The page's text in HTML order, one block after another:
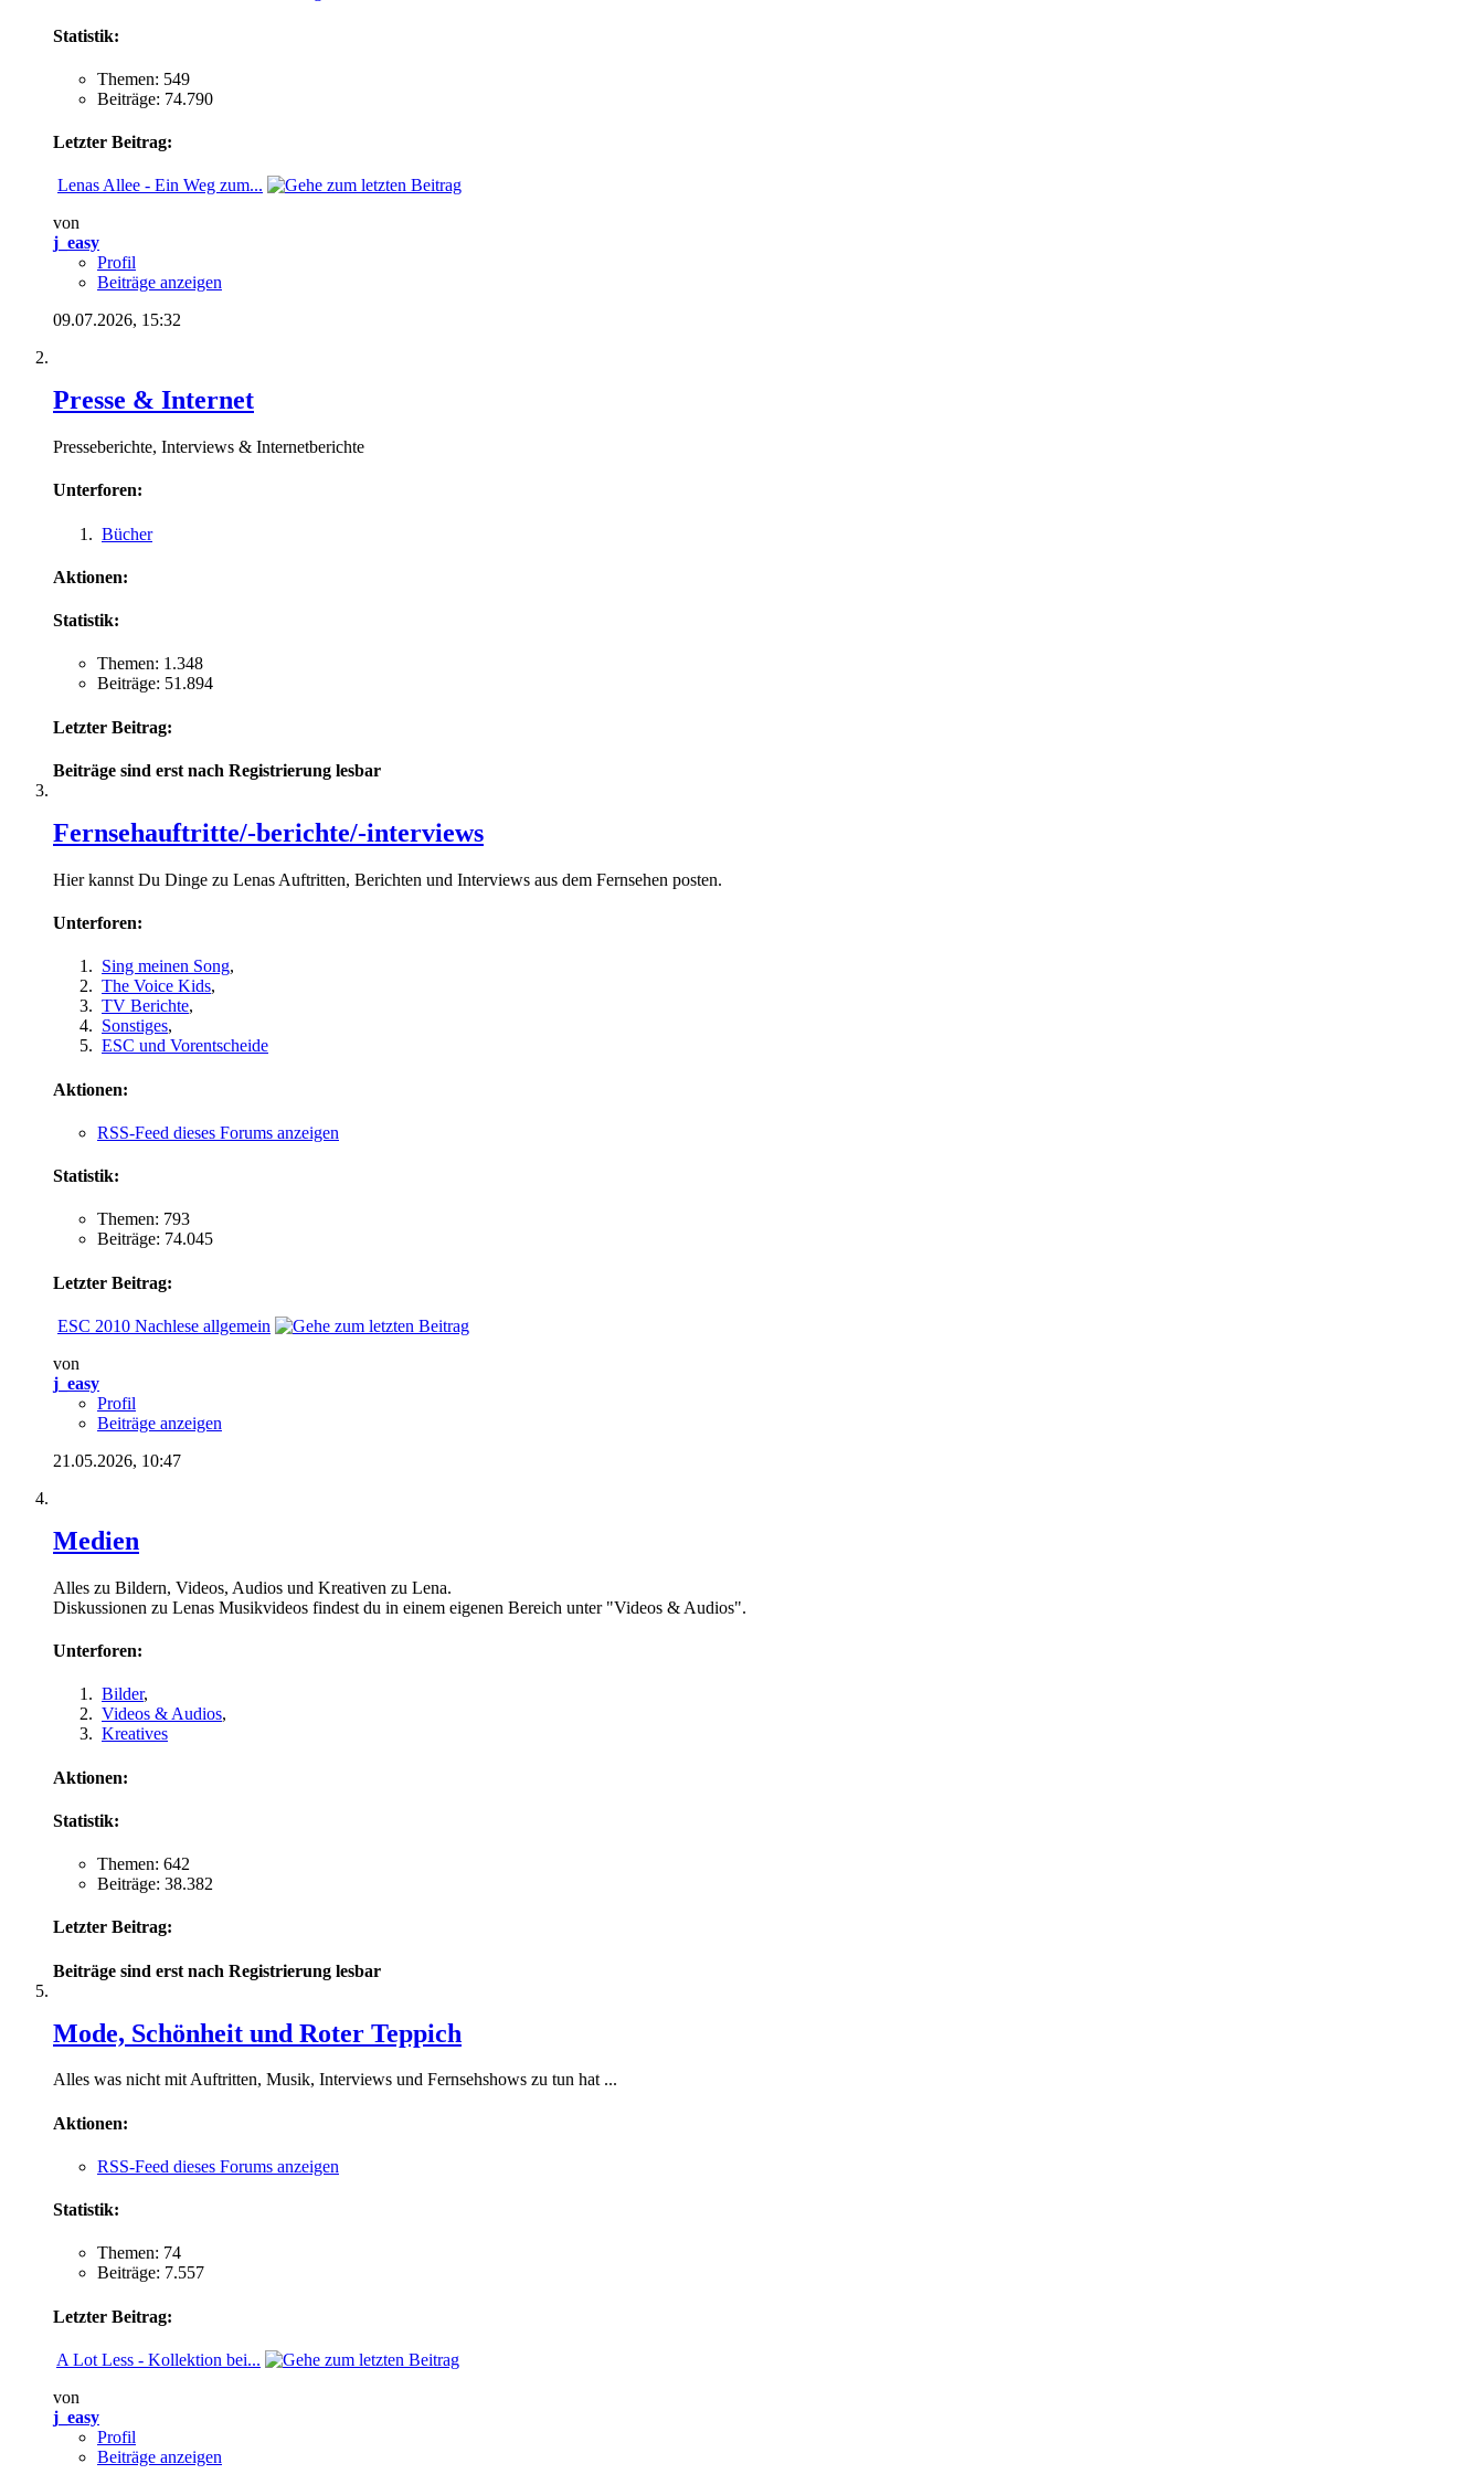
Statistik:
Themen: 549
Beiträge: 74.790
Letzter Beitrag:
Lenas Allee - Ein Weg zum...
von
j_easy
Profil
Beiträge anzeigen
09.07.2026, 15:32
Presse & Internet
Presseberichte, Interviews & Internetberichte
Unterforen:
Bücher
Aktionen:
Statistik:
Themen: 1.348
Beiträge: 51.894
Letzter Beitrag:
Beiträge sind erst nach Registrierung lesbar
Fernsehauftritte/-berichte/-interviews
Hier kannst Du Dinge zu Lenas Auftritten, Berichten und Interviews aus dem Fernsehen posten.
Unterforen:
Sing meinen Song,
The Voice Kids,
TV Berichte,
Sonstiges,
ESC und Vorentscheide
Aktionen:
RSS-Feed dieses Forums anzeigen
Statistik:
Themen: 793
Beiträge: 74.045
Letzter Beitrag:
ESC 2010 Nachlese allgemein
von
j_easy
Profil
Beiträge anzeigen
21.05.2026, 10:47
Medien
Alles zu Bildern, Videos, Audios und Kreativen zu Lena.
Diskussionen zu Lenas Musikvideos findest du in einem eigenen Bereich unter "Videos & Audios".
Unterforen:
Bilder,
Videos & Audios,
Kreatives
Aktionen:
Statistik:
Themen: 642
Beiträge: 38.382
Letzter Beitrag:
Beiträge sind erst nach Registrierung lesbar
Mode, Schönheit und Roter Teppich
Alles was nicht mit Auftritten, Musik, Interviews und Fernsehshows zu tun hat ...
Aktionen:
RSS-Feed dieses Forums anzeigen
Statistik:
Themen: 74
Beiträge: 7.557
Letzter Beitrag:
A Lot Less - Kollektion bei...
von
j_easy
Profil
Beiträge anzeigen